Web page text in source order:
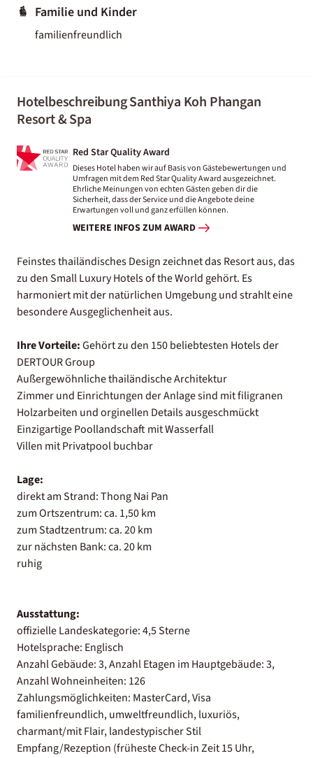
Familie und Kinder
familienfreundlich
Hotelbeschreibung Santhiya Koh Phangan
Resort & Spa
Red Star Quality Award
Dieses Hotel haben wir auf Basis von Gästebewertungen und
Umfragen mit dem Red Star Quality Award ausgezeichnet.
Ehrliche Meinungen von echten Gästen geben dir die
Sicherheit, dass der Service und die Angebote deine
Erwartungen voll und ganz erfüllen können.
WEITERE INFOS ZUM AWARD
Feinstes thailändisches Design zeichnet das Resort aus, das
zu den Small Luxury Hotels of the World gehört. Es
harmoniert mit der natürlichen Umgebung und strahlt eine
besondere Ausgeglichenheit aus.
Ihre Vorteile:Gehört zu den 150 beliebtesten Hotels der
DERTOUR Group
Außergewöhnliche thailändische Architektur
Zimmer und Einrichtungen der Anlage sind mit filigranen
Holzarbeiten und orginellen Details ausgeschmückt
Einzigartige Poollandschaft mit Wasserfall
Villen mit Privatpool buchbar
Lage:
direkt am Strand: Thong Nai Pan
zum Ortszentrum: ca. 1,50 km
zum Stadtzentrum: ca. 20 km
zur nächsten Bank: ca. 20 km
ruhig
Ausstattung:
offizielle Landeskategorie: 4,5 Sterne
Hotelsprache: Englisch
Anzahl Gebäude: 3, Anzahl Etagen im Hauptgebäude: 3,
Anzahl Wohneinheiten: 126
Zahlungsmöglichkeiten: MasterCard, Visa
familienfreundlich, umweltfreundlich, luxuriös,
charmant/mit Flair, landestypischer Stil
Empfang/Rezeption (früheste Check-in Zeit 15 Uhr,